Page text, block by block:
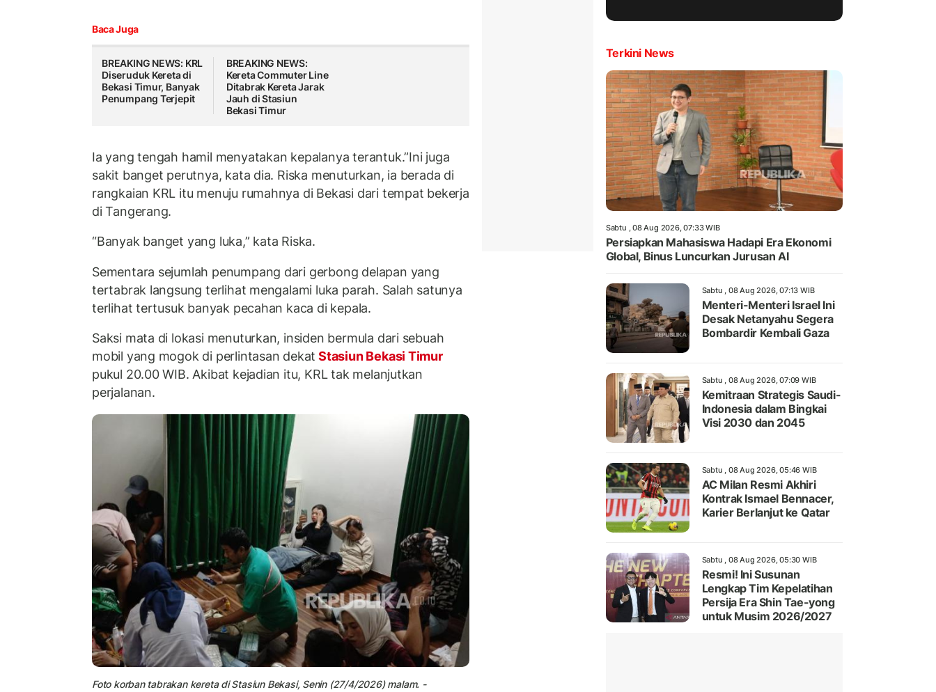
Baca Juga
BREAKING NEWS: KRL
Diseruduk Kereta di
Bekasi Timur, Banyak
Penumpang Terjepit
BREAKING NEWS:
Kereta Commuter Line
Ditabrak Kereta Jarak
Jauh di Stasiun
Bekasi Timur
Ia yang tengah hamil menyatakan kepalanya terantuk.”Ini juga
sakit banget perutnya, kata dia. Riska menuturkan, ia berada di
rangkaian KRL itu menuju rumahnya di Bekasi dari tempat bekerja
di Tangerang.
“Banyak banget yang luka,” kata Riska.
Sementara sejumlah penumpang dari gerbong delapan yang
tertabrak langsung terlihat mengalami luka parah. Salah satunya
terlihat tertusuk banyak pecahan kaca di kepala.
Saksi mata di lokasi menuturkan, insiden bermula dari sebuah
mobil yang mogok di perlintasan dekat Stasiun Bekasi Timur
pukul 20.00 WIB. Akibat kejadian itu, KRL tak melanjutkan
perjalanan.
Foto korban tabrakan kereta di Stasiun Bekasi, Senin (27/4/2026) malam. -
Terkini News
Sabtu , 08 Aug 2026, 07:33 WIB
Persiapkan Mahasiswa Hadapi Era Ekonomi
Global, Binus Luncurkan Jurusan AI
Sabtu , 08 Aug 2026, 07:13 WIB
Menteri-Menteri Israel Ini
Desak Netanyahu Segera
Bombardir Kembali Gaza
Sabtu , 08 Aug 2026, 07:09 WIB
Kemitraan Strategis Saudi-
Indonesia dalam Bingkai
Visi 2030 dan 2045
Sabtu , 08 Aug 2026, 05:46 WIB
AC Milan Resmi Akhiri
Kontrak Ismael Bennacer,
Karier Berlanjut ke Qatar
Sabtu , 08 Aug 2026, 05:30 WIB
Resmi! Ini Susunan
Lengkap Tim Kepelatihan
Persija Era Shin Tae-yong
untuk Musim 2026/2027